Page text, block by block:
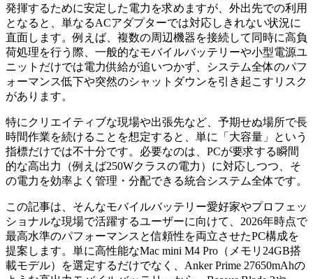
発揮するために安定した電力を求めますが、外出先での利用
となると、単なるACアダプターでは対応しきれない状況に
直面します。例えば、複数の周辺機器を接続して同時に高負
荷処理を行う際、一般的なモバイルバッテリーや小型電源ユ
ニットだけでは電力供給が追いつかず、システム全体のパフ
ォーマンス低下や突然のシャットダウンを引き起こすリスク
があります。
特にクリエイティブな現場や出張先など、予期せぬ場所で長
時間作業を続けることを想定すると、単に「大容量」という
指標だけでは不十分です。必要なのは、PCが要求する瞬間
的な高出力（例えば250Wクラスの電力）に対応しつつ、そ
の電力を効率よく管理・分配できる統合システム全体です。
この記事は、そんなモバイルバッテリー愛好家やプロフェッ
ショナルな現場で活躍するユーザーに向けて、2026年時点で
最高水準のパフォーマンスと信頼性を両立させたPC構成を
提案します。単に高性能なMac mini M4 Pro（メモリ24GB搭
載モデル）を選定するだけでなく、Anker Prime 27650mAhの